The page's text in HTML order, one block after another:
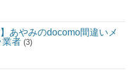
あやみのdocomo間違いメ
業者 (3)